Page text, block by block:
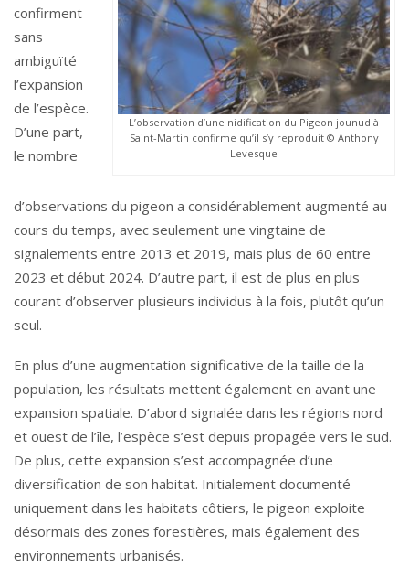
L’observation d’une nidification du Pigeon jounud à
Saint-Martin confirme qu’il s’y reproduit © Anthony
Levesque
confirment
sans
ambiguïté
l’expansion
de l’espèce.
D’une part,
le nombre
d’observations du pigeon a considérablement augmenté au
cours du temps, avec seulement une vingtaine de
signalements entre 2013 et 2019, mais plus de 60 entre
2023 et début 2024. D’autre part, il est de plus en plus
courant d’observer plusieurs individus à la fois, plutôt qu’un
seul.
En plus d’une augmentation significative de la taille de la
population, les résultats mettent également en avant une
expansion spatiale. D’abord signalée dans les régions nord
et ouest de l’île, l’espèce s’est depuis propagée vers le sud.
De plus, cette expansion s’est accompagnée d’une
diversification de son habitat. Initialement documenté
uniquement dans les habitats côtiers, le pigeon exploite
désormais des zones forestières, mais également des
environnements urbanisés.